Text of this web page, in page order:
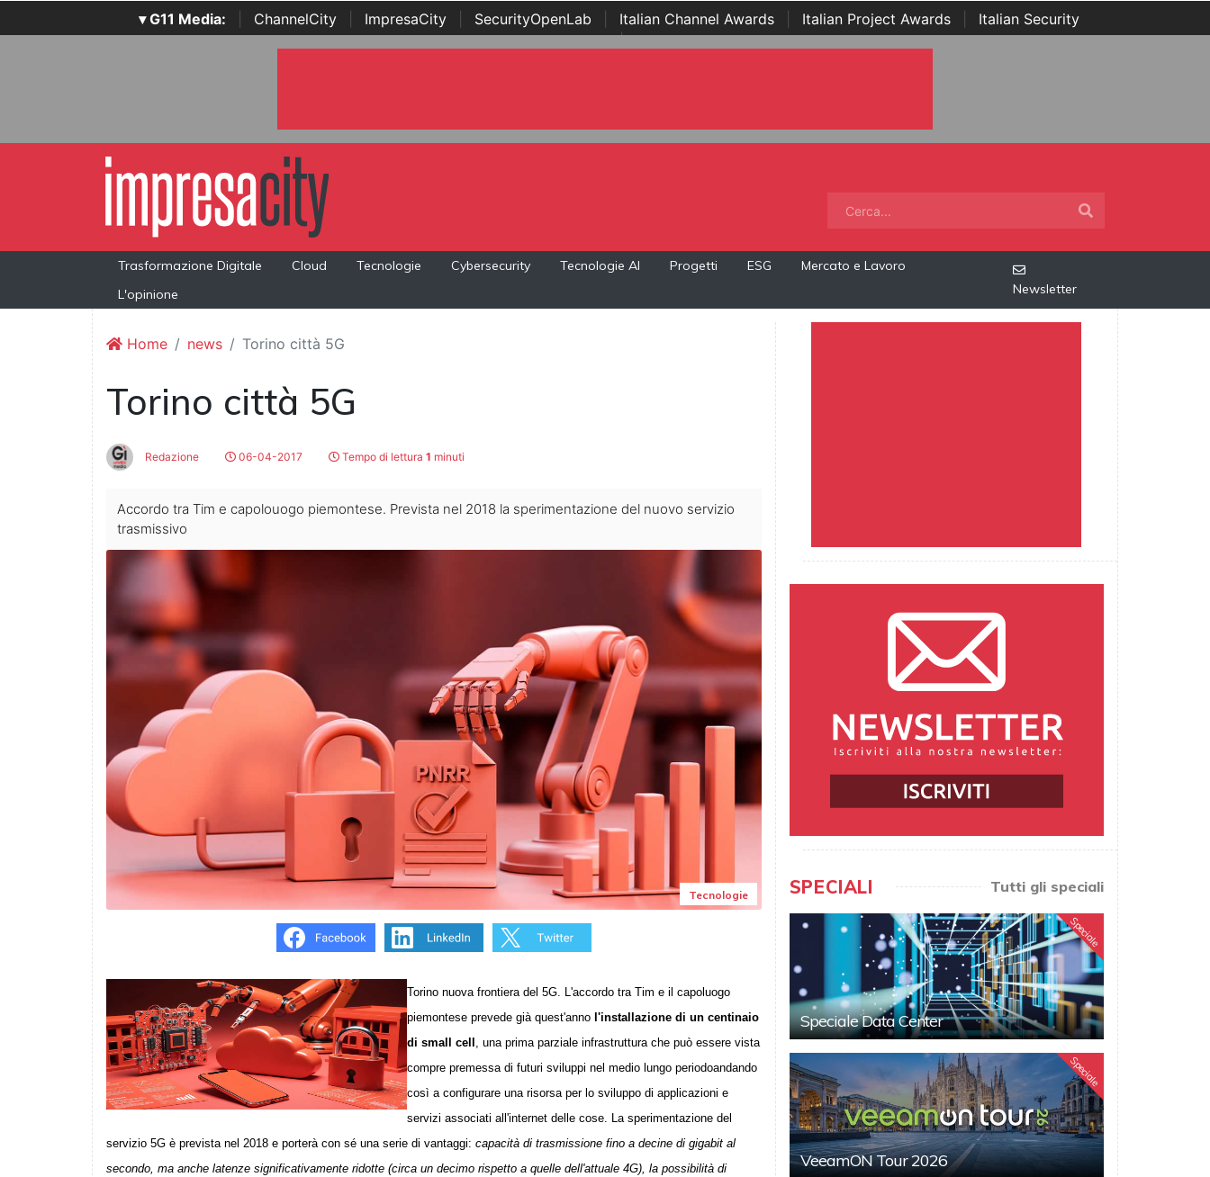
▾ G11 Media: ChannelCity ImpresaCity SecurityOpenLab Italian Channel Awards Italian Project Awards
Italian Security
Awards | ...
Trasformazione Digitale Cloud Tecnologie Cybersecurity Tecnologie AI Progetti ESG
Mercato e Lavoro
L'opinione
Newsletter
Home news Torino città 5G
Torino città 5G
Redazione 06-04-2017 Tempo di lettura 1 minuti
Accordo tra Tim e capolouogo piemontese. Prevista nel 2018 la sperimentazione del nuovo servizio
trasmissivo
Tecnologie
Torino nuova frontiera del 5G. L'accordo tra Tim e il capoluogo
piemontese prevede già quest'anno l'installazione di un centinaio
di small cell , una prima parziale infrastruttura che può essere vista
compre premessa di futuri sviluppi nel medio lungo periodoandando
così a configurare una risorsa per lo sviluppo di applicazioni e
servizi associati all'internet delle cose. La sperimentazione del
servizio 5G è prevista nel 2018 e porterà con sé una serie di vantaggi: capacità di trasmissione fino a decine di gigabit al
secondo, ma anche latenze significativamente ridotte (circa un decimo rispetto a quelle dell'attuale 4G), la possibilità di
SPECIALI Tutti gli speciali
Speciale
Speciale Data Center
Speciale
VeeamON Tour 2026